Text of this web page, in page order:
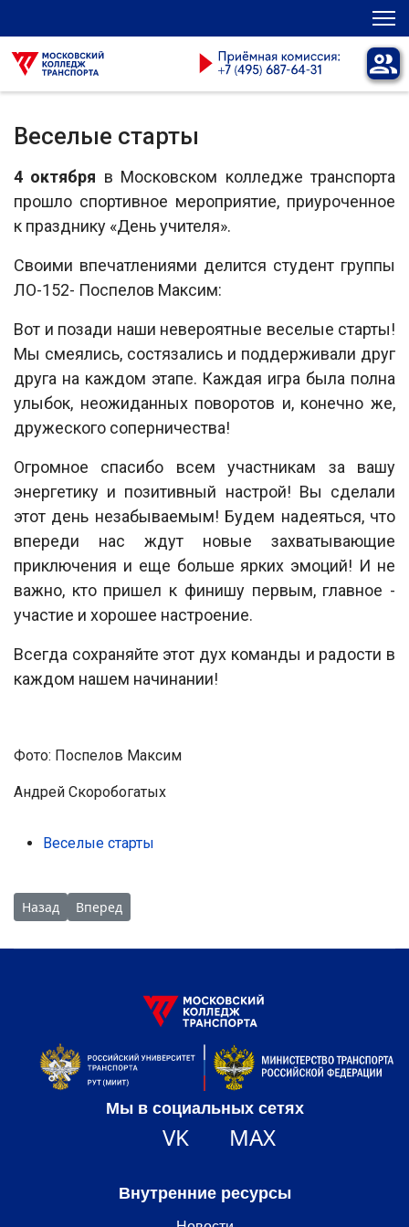
Веселые старты
4 октября в Московском колледже транспорта
прошло спортивное мероприятие, приуроченное
к празднику «День учителя».
Своими впечатлениями делится студент группы
ЛО-152- Поспелов Максим:
Вот и позади наши невероятные веселые старты!
Мы смеялись, состязались и поддерживали друг
друга на каждом этапе. Каждая игра была полна
улыбок, неожиданных поворотов и, конечно же,
дружеского соперничества!
Огромное спасибо всем участникам за вашу
энергетику и позитивный настрой! Вы сделали
этот день незабываемым! Будем надеяться, что
впереди нас ждут новые захватывающие
приключения и еще больше ярких эмоций! И не
важно, кто пришел к финишу первым, главное -
участие и хорошее настроение.
Всегда сохраняйте этот дух команды и радости в
каждом нашем начинании!
Фото: Поспелов Максим
Андрей Скоробогатых
Веселые старты
Предыдущий: Преподаватель МКТ - призер конкурса
Назад Следующий: Директор МКТ Н.Е. Разинкин
Вперед
Мы в социальных сетях
VK MAX
Внутренние ресурсы